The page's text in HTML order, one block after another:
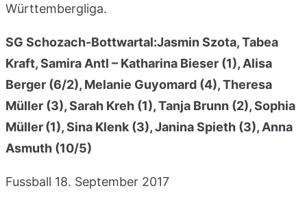
Württembergliga.
SG Schozach-Bottwartal:Jasmin Szota, Tabea
Kraft, Samira Antl – Katharina Bieser (1), Alisa
Berger (6/2), Melanie Guyomard (4), Theresa
Müller (3), Sarah Kreh (1), Tanja Brunn (2), Sophia
Müller (1), Sina Klenk (3), Janina Spieth (3), Anna
Asmuth (10/5)
Fussball 18. September 2017